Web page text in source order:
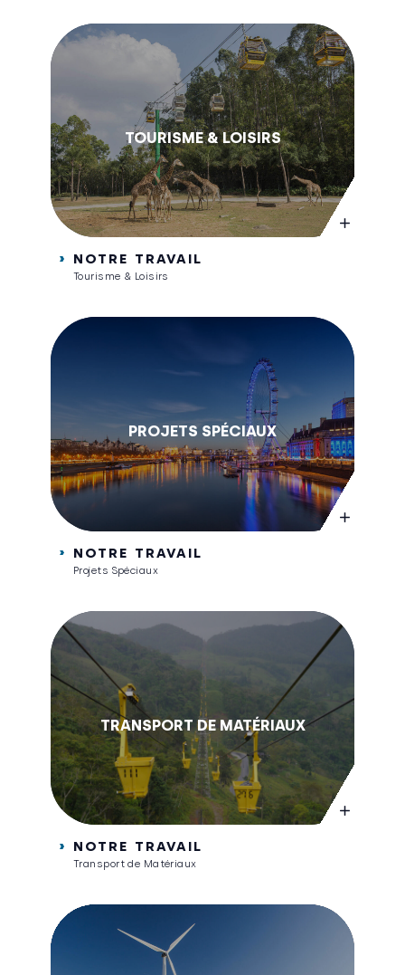
TOURISME & LOISIRS
NOTRE TRAVAIL
Tourisme & Loisirs
PROJETS SPÉCIAUX
NOTRE TRAVAIL
Projets Spéciaux
TRANSPORT DE MATÉRIAUX
NOTRE TRAVAIL
Transport de Matériaux